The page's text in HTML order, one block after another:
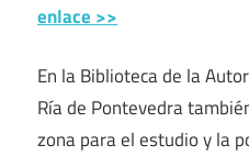
enlace >>
En la Biblioteca de la
Ría de Pontevedra
zona para el estudio y la